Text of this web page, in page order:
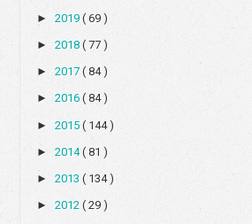
►2019( 69 )
►2018( 77 )
►2017( 84 )
►2016( 84 )
►2015( 144 )
►2014( 81 )
►2013( 134 )
►2012( 29 )